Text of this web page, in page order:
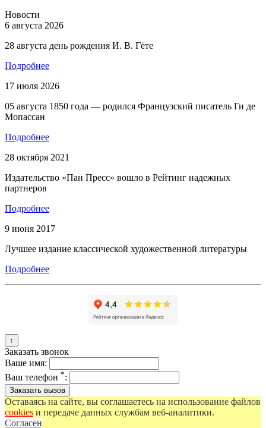
Новости
6 августа 2026
28 августа день рождения И. В. Гёте
Подробнее
17 июля 2026
05 августа 1850 года — родился Французский писатель Ги де
Мопассан
Подробнее
28 октября 2021
Издательство «Пан Пресс» вошло в Рейтинг надежных
партнеров
Подробнее
9 июня 2017
Лучшее издание классической художественной литературы
Подробнее
↑
Заказать звонок
Ваше имя:
Ваш телефон *:
Оставаясь на сайте, вы соглашаетесь на использование файлов
cookies и передаче данных службам веб-аналитики.
Согласен